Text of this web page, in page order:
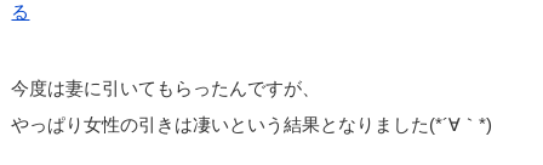
る
今度は妻に引いてもらったんですが、
やっぱり女性の引きは凄いという結果となりました(*´∀｀*)